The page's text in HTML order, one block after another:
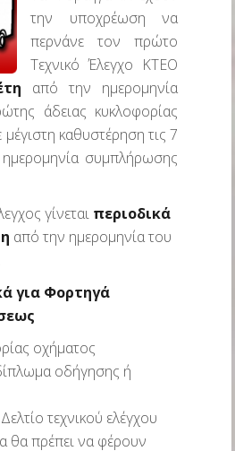
την υποχρέωση να
περνάνε τον πρώτο
Τεχνικό Έλεγχο ΚΤΕΟ
από την ημερομηνία
άδειας κυκλοφορίας
καθυστέρηση τις 7
συμπλήρωσης
γίνεται περιοδικά
από την ημερομηνία του
για Φορτηγά
οχήματος
οδήγησης ή
τεχνικού ελέγχου
θα πρέπει να φέρουν